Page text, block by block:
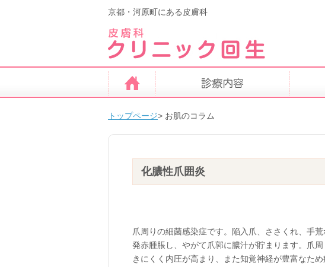
京都・河原町にある皮膚科
トップページ> お肌のコラム
化膿性爪囲炎
爪周りの細菌感染症です。陥入爪、ささくれ、手
発赤腫脹し、やがて爪郭に膿汁が貯まります。爪
きにくく内圧が高まり、また知覚神経が豊富なた